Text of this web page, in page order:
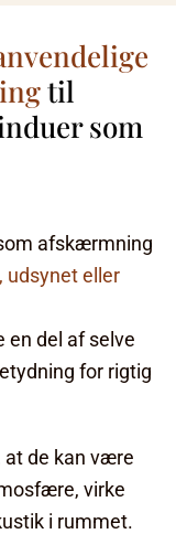
til
som
afskærmning
udsynet eller
en del af selve
for rigtig
at de kan være
virke
i rummet.